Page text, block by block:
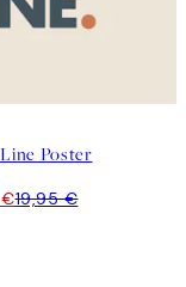
Poster
€19,95 €